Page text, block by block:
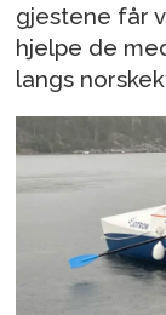
gjestene får
hjelpe de
langs